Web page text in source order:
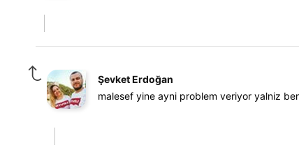
Şevket Erdoğan
malesef yine ayni problem veriyor yalniz